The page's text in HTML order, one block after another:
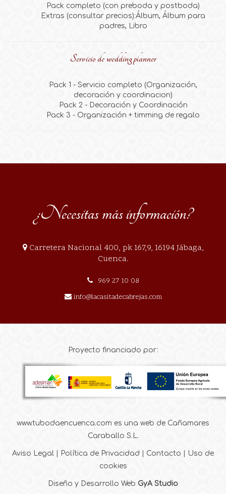
Pack completo (con preboda y postboda)
Extras (consultar precios):Álbum, Álbum para
padres, Libro
Servicio de wedding planner
Pack 1 - Servicio completo (Organización,
decoración y coordinacion)
Pack 2 - Decoración y Coordinación
Pack 3 - Organización + timming de regalo
¿Necesitas más información?
Carretera Nacional 400, pk 167,9, 16194 Jábaga,
Cuenca.
969 27 10 08
info@lacasitadecabrejas.com
Proyecto financiado por:
www.tubodaencuenca.com es una web de Cañamares
Caraballo S.L.
Aviso Legal Política de Privacidad Contacto
Uso de
cookies
Diseño y Desarrollo Web GyA Studio